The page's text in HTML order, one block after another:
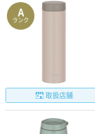
A
ランク
取扱店舗